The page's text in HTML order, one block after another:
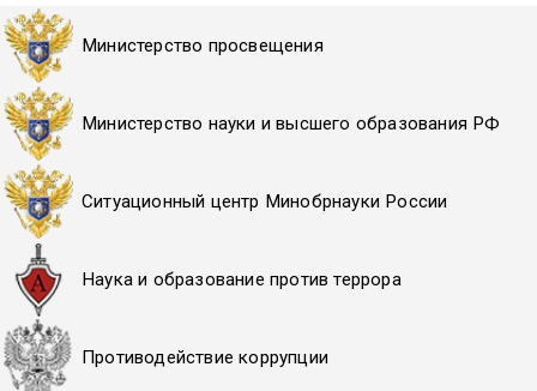
Министерство просвещения
Министерство науки и высшего образования РФ
Ситуационный центр Минобрнауки России
Наука и образование против террора
Противодействие коррупции